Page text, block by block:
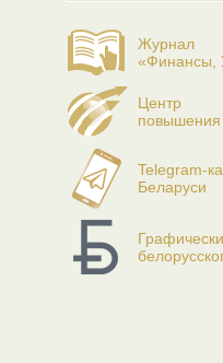
Журнал
«Финансы,
Центр
повышения
Telegram-
Беларуси